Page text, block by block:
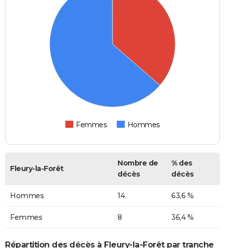
Femmes Hommes
Fleury-la-Forêt
Nombre de
décès
% des
décès
Hommes 14 63,6 %
Femmes 8 36,4 %
Répartition des décès à Fleury-la-Forêt par tranche